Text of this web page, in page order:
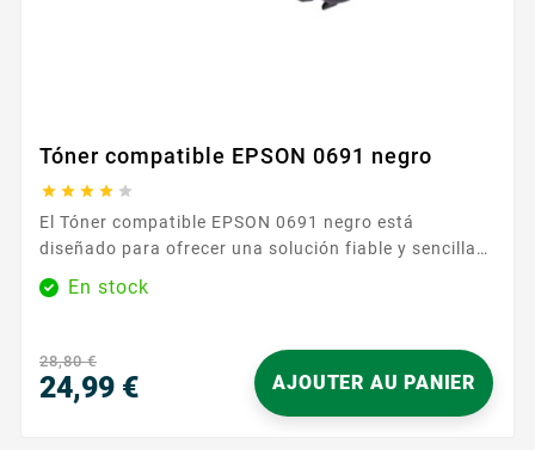
Tóner compatible EPSON 0691 negro
    
El Tóner compatible EPSON 0691 negro está
diseñado para ofrecer una solución fiable y sencilla
para sus impresiones diarias. Ideal para oficinas y
para usos habituales, se integra sin esfuerzo con su
Gracias a su compatibilidad con la serie EPSON AL-
M300 , disfruta de un reemplazo seguro y práctico,
sin ajustes...
En stock
28,80 €
24,99 € AJOUTER AU PANIER